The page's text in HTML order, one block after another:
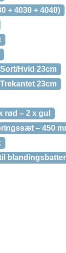
+ 4030 + 4040)
Hvid 23cm
23cm
rød – 2 x gul
– 450